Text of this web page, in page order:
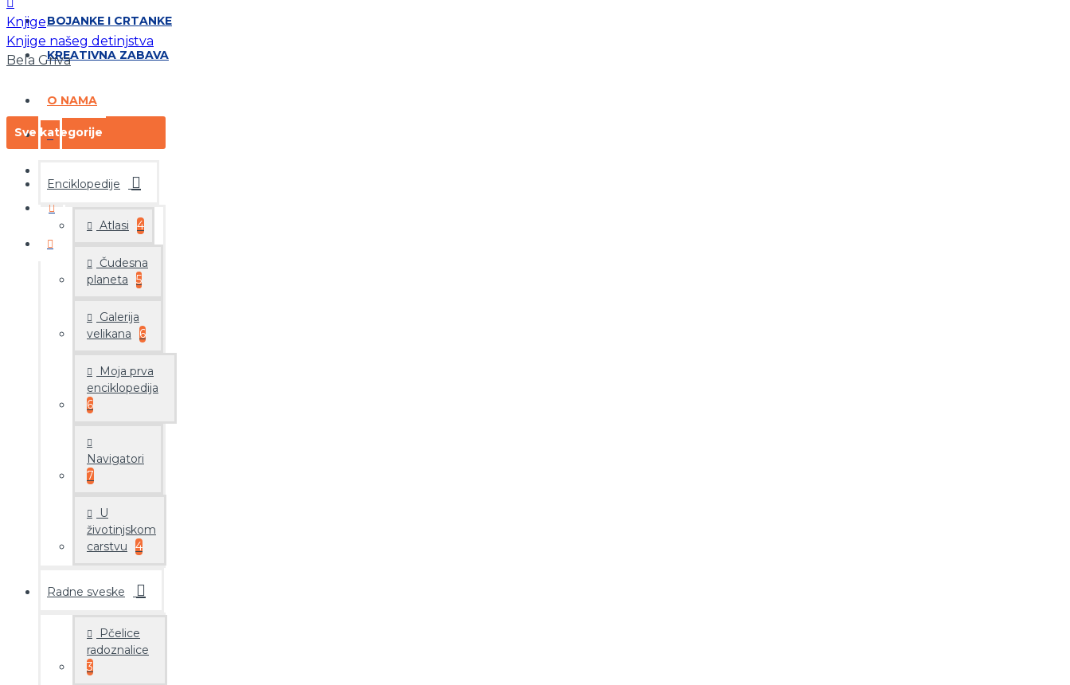
BOJANKE I CRTANKE
KREATIVNA ZABAVA
O NAMA
Knjige
Knjige našeg detinjstva
Bela Griva
Sve kategorije
Enciklopedije
Atlasi 4
Čudesna
planeta
5
Galerija
velikana
6
Moja prva
enciklopedija
6
Navigatori
7
U
životinjskom
carstvu
4
Radne sveske
Pčelice
radoznalice
3